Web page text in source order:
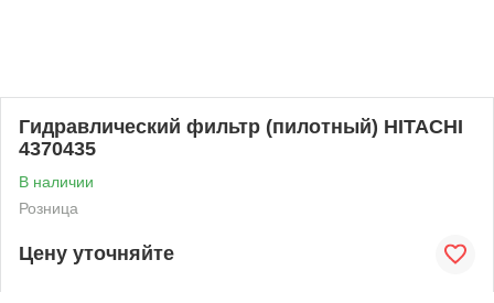
Гидравлический фильтр (пилотный) HITACHI
4370435
В наличии
Розница
Цену уточняйте